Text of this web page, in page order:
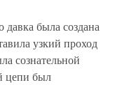
давка была создана
узкий проход
сознательной
цепи был